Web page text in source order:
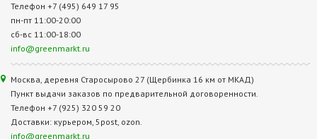
Телефон +7 (495) 649 17 95
пн-пт 11:00-20:00
сб-вс 11:00-18:00
info@greenmarkt.ru
Москва, деревня Старосырово 27 (Щербинка 16 км от МКАД)
Пункт выдачи заказов по предварительной договоренности.
Телефон +7 (925) 320 59 20
Доставки: курьером, 5post, ozon.
info@greenmarkt.ru